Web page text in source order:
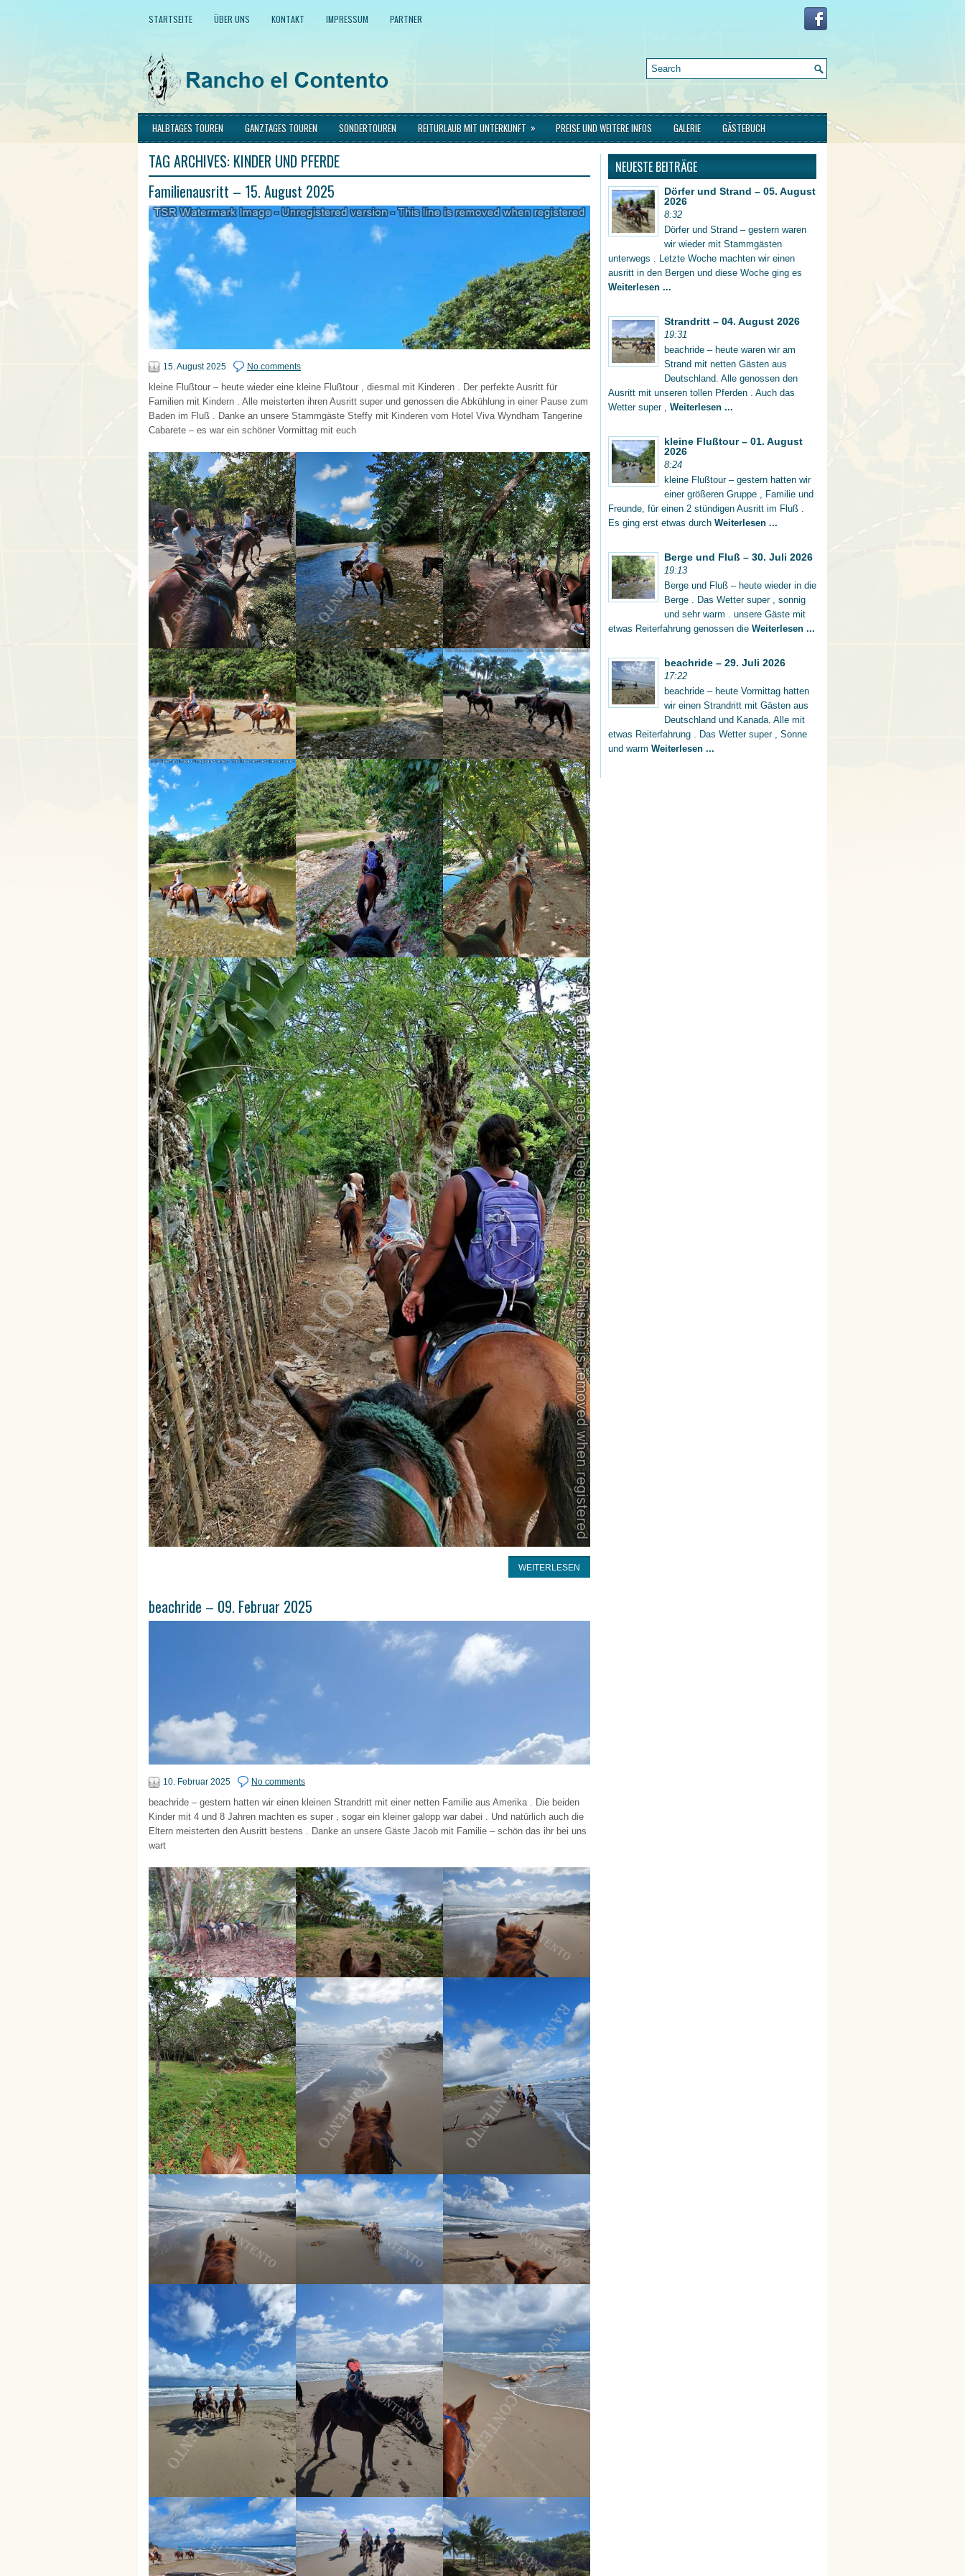
STARTSEITE ÜBER UNS KONTAKT IMPRESSUM PARTNER
HALBTAGES TOUREN GANZTAGES TOUREN SONDERTOUREN REITURLAUB MIT UNTERKUNFT » PREISE UND WEITERE INFOS GALERIE GÄSTEBUCH
TAG ARCHIVES: KINDER UND PFERDE
Familienausritt – 15. August 2025
15. August 2025 No comments
kleine Flußtour – heute wieder eine kleine Flußtour , diesmal mit Kinderen . Der perfekte Ausritt für
Familien mit Kindern . Alle meisterten ihren Ausritt super und genossen die Abkühlung in einer Pause zum
Baden im Fluß . Danke an unsere Stammgäste Steffy mit Kinderen vom Hotel Viva Wyndham Tangerine
Cabarete – es war ein schöner Vormittag mit euch
WEITERLESEN
beachride – 09. Februar 2025
10. Februar 2025 No comments
beachride – gestern hatten wir einen kleinen Strandritt mit einer netten Familie aus Amerika . Die beiden
Kinder mit 4 und 8 Jahren machten es super , sogar ein kleiner galopp war dabei . Und natürlich auch die
Eltern meisterten den Ausritt bestens . Danke an unsere Gäste Jacob mit Familie – schön das ihr bei uns
wart
NEUESTE BEITRÄGE
Dörfer und Strand – 05. August
2026
8:32
Dörfer und Strand – gestern waren
wir wieder mit Stammgästen
unterwegs . Letzte Woche machten wir einen
ausritt in den Bergen und diese Woche ging es
Weiterlesen ...
Strandritt – 04. August 2026
19:31
beachride – heute waren wir am
Strand mit netten Gästen aus
Deutschland. Alle genossen den
Ausritt mit unseren tollen Pferden . Auch das
Wetter super , Weiterlesen ...
kleine Flußtour – 01. August
2026
8:24
kleine Flußtour – gestern hatten wir
einer größeren Gruppe , Familie und
Freunde, für einen 2 stündigen Ausritt im Fluß .
Es ging erst etwas durch Weiterlesen ...
Berge und Fluß – 30. Juli 2026
19:13
Berge und Fluß – heute wieder in die
Berge . Das Wetter super , sonnig
und sehr warm . unsere Gäste mit
etwas Reiterfahrung genossen die Weiterlesen ...
beachride – 29. Juli 2026
17:22
beachride – heute Vormittag hatten
wir einen Strandritt mit Gästen aus
Deutschland und Kanada. Alle mit
etwas Reiterfahrung . Das Wetter super , Sonne
und warm Weiterlesen ...